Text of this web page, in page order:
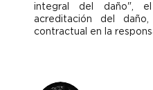
integral del daño",
acreditación del
contractual en la